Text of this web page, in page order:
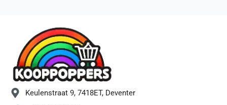
Keulenstraat 9, 7418ET, Deventer